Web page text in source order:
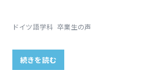
ドイツ語学科 卒業生の声
続きを読む